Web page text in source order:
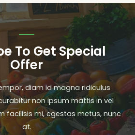
To Get Special
Offer
diam id magna ridiculus
non ipsum mattis in vel
facilisis mi, egestas metus, nunc
at.